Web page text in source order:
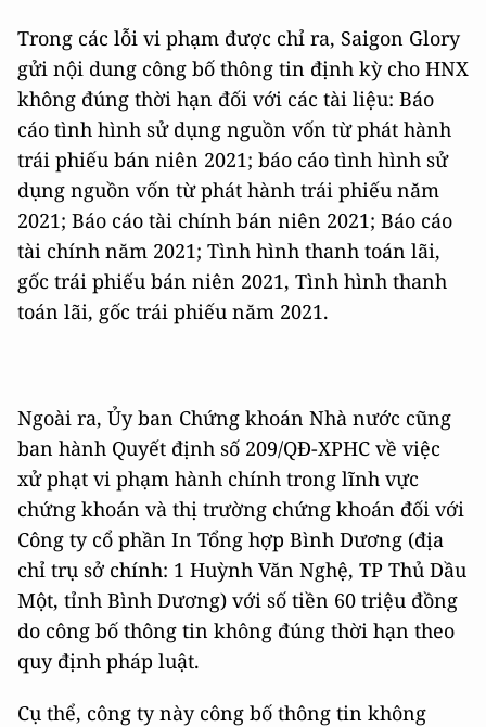
Trong các lỗi vi phạm được chỉ ra, Saigon Glory
gửi nội dung công bố thông tin định kỳ cho HNX
không đúng thời hạn đối với các tài liệu: Báo
cáo tình hình sử dụng nguồn vốn từ phát hành
trái phiếu bán niên 2021; báo cáo tình hình sử
dụng nguồn vốn từ phát hành trái phiếu năm
2021; Báo cáo tài chính bán niên 2021; Báo cáo
tài chính năm 2021; Tình hình thanh toán lãi,
gốc trái phiếu bán niên 2021, Tình hình thanh
toán lãi, gốc trái phiếu năm 2021.
Ngoài ra, Ủy ban Chứng khoán Nhà nước cũng
ban hành Quyết định số 209/QĐ-XPHC về việc
xử phạt vi phạm hành chính trong lĩnh vực
chứng khoán và thị trường chứng khoán đối với
Công ty cổ phần In Tổng hợp Bình Dương (địa
chỉ trụ sở chính: 1 Huỳnh Văn Nghệ, TP Thủ Dầu
Một, tỉnh Bình Dương) với số tiền 60 triệu đồng
do công bố thông tin không đúng thời hạn theo
quy định pháp luật.
Cụ thể, công ty này công bố thông tin không